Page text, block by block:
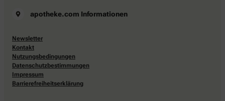
apotheke.com Informationen
Newsletter
Kontakt
Nutzungsbedingungen
Datenschutzbestimmungen
Impressum
Barrierefreiheitserklärung